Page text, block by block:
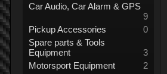
Car Audio, Car Alarm & GPS
9
Pickup Accessories
0
Spare parts & Tools
Equipment
3
Motorsport Equipment
2